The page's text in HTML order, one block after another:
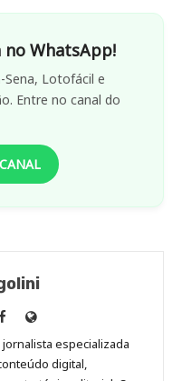
WhatsApp!
Sena, Lotofácil e
Entre no canal do
Anny
Malagolini
no
Site
de
Anny
especializada
digital,